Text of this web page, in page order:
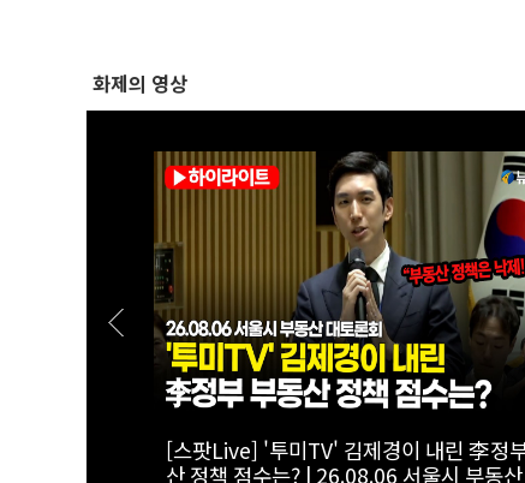
화제의 영상
[스팟Live] "전셋집 구하려다 월세 선택
에 첫발 내디딘 청년의 한탄 | 26.08.06 서